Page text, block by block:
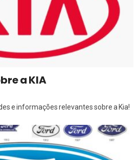
a KIA
e informações relevantes sobre a Kia!